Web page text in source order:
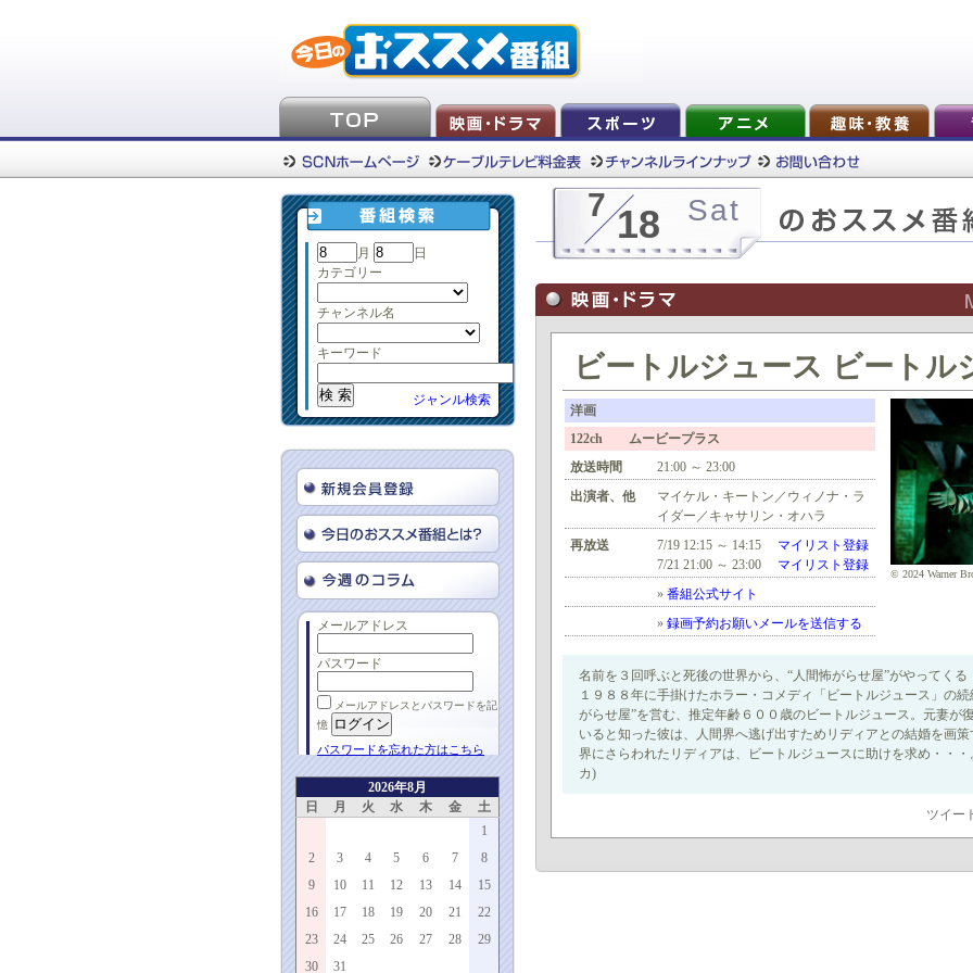
月
日
カテゴリー
チャンネル名
キーワード
ジャンル検索
メールアドレス
パスワード
メールアドレスとパスワードを記
憶
パスワードを忘れた方はこちら
2026年8月
日
月 火 水 木 金
土
1
2
3 4 5 6 7
8
9
10 11 12 13 14
15
16
17 18 19 20 21
22
23
24 25 26 27 28
29
30
31
7 18 Sat
ビートルジュース ビートル
洋画
122ch ムービープラス
放送時間
21:00 ～ 23:00
出演者、他
マイケル・キートン／ウィノナ・ラ
イダー／キャサリン・オハラ
再放送
7/19 12:15 ～ 14:15 マイリスト登録
7/21 21:00 ～ 23:00 マイリスト登録
» 番組公式サイト
» 録画予約お願いメールを送信する
© 2024 Warner
名前を３回呼ぶと死後の世界から、“人間怖がらせ屋”がやってく
１９８８年に手掛けたホラー・コメディ「ビートルジュース」の
がらせ屋”を営む、推定年齢６００歳のビートルジュース。元妻が
いると知った彼は、人間界へ逃げ出すためリディアとの結婚を画
界にさらわれたリディアは、ビートルジュースに助けを求め・・・
カ)
ツイー